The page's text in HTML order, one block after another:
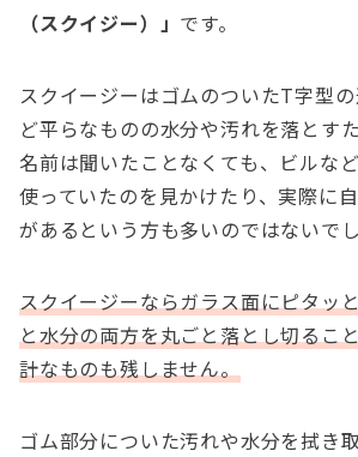
（スクイジー）」 です。
スクイージーはゴムのついたT字型
ど平らなものの水分や汚れを落とす
名前は聞いたことなくても、ビルな
使っていたのを見かけたり、実際に
があるという方も多いのではないでし
スクイージーならガラス面にピタッ
と水分の両方を丸ごと落とし切るこ
計なものも残しません。
ゴム部分についた汚れや水分を拭き